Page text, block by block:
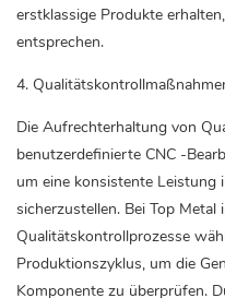
erstklassige Produkte
entsprechen.
4.
Die Aufrechterhaltung von
benutzerdefinierte CNC -
um eine konsistente Leistung
sicherzustellen. Bei Top
Qualitätskontrollprozesse
Produktionszyklus, um die
Komponente zu überprüfen.